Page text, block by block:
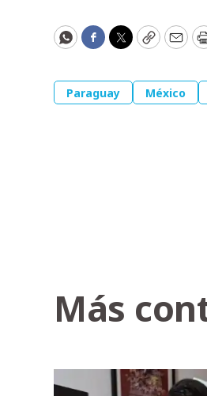
WhatsApp
Facebook
Twitter
Copy
Paraguay México
Más